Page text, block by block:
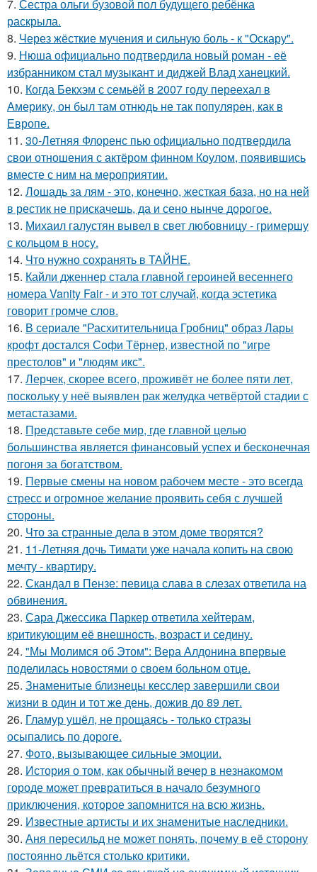
7. Сестра ольги бузовой пол будущего ребёнка
раскрыла.
8. Через жёсткие мучения и сильную боль - к "Оскару".
9. Нюша официально подтвердила новый роман - её
избранником стал музыкант и диджей Влад ханецкий.
10. Когда Бекхэм с семьёй в 2007 году переехал в
Америку, он был там отнюдь не так популярен, как в
Европе.
11. 30-Летняя Флоренс пью официально подтвердила
свои отношения с актёром финном Коулом, появившись
вместе с ним на мероприятии.
12. Лошадь за лям - это, конечно, жесткая база, но на ней
в рестик не прискачешь, да и сено нынче дорогое.
13. Михаил галустян вывел в свет любовницу - гримершу
с кольцом в носу.
14. Что нужно сохранять в ТАЙНЕ.
15. Кайли дженнер стала главной героиней весеннего
номера Vanity Fair - и это тот случай, когда эстетика
говорит громче слов.
16. В сериале "Расхитительница Гробниц" образ Лары
крофт достался Софи Тёрнер, известной по "игре
престолов" и "людям икс".
17. Лерчек, скорее всего, проживёт не более пяти лет,
поскольку у неё выявлен рак желудка четвёртой стадии с
метастазами.
18. Представьте себе мир, где главной целью
большинства является финансовый успех и бесконечная
погоня за богатством.
19. Первые смены на новом рабочем месте - это всегда
стресс и огромное желание проявить себя с лучшей
стороны.
20. Что за странные дела в этом доме творятся?
21. 11-Летняя дочь Тимати уже начала копить на свою
мечту - квартиру.
22. Скандал в Пензе: певица слава в слезах ответила на
обвинения.
23. Сара Джессика Паркер ответила хейтерам,
критикующим её внешность, возраст и седину.
24. "Мы Молимся об Этом": Вера Алдонина впервые
поделилась новостями о своем больном отце.
25. Знаменитые близнецы кесслер завершили свои
жизни в один и тот же день, дожив до 89 лет.
26. Гламур ушёл, не прощаясь - только стразы
осыпались по дороге.
27. Фото, вызывающее сильные эмоции.
28. История о том, как обычный вечер в незнакомом
городе может превратиться в начало безумного
приключения, которое запомнится на всю жизнь.
29. Известные артисты и их знаменитые наследники.
30. Аня пересильд не может понять, почему в её сторону
постоянно льётся столько критики.